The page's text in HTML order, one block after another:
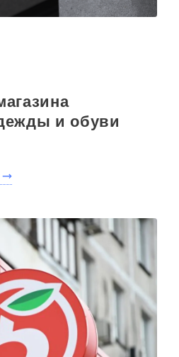
и обуви